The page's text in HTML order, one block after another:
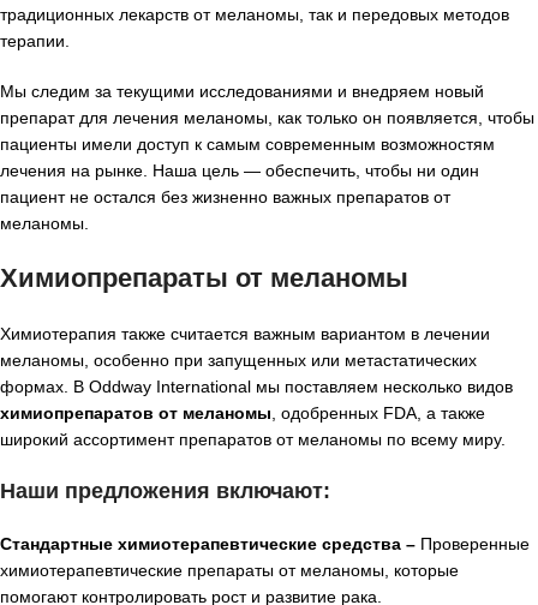
традиционных лекарств от меланомы, так и передовых методов
терапии.
Мы следим за текущими исследованиями и внедряем новый
препарат для лечения меланомы, как только он появляется, чтобы
пациенты имели доступ к самым современным возможностям
лечения на рынке. Наша цель — обеспечить, чтобы ни один
пациент не остался без жизненно важных препаратов от
меланомы.
Химиопрепараты от меланомы
Химиотерапия также считается важным вариантом в лечении
меланомы, особенно при запущенных или метастатических
формах. В Oddway International мы поставляем несколько видов
химиопрепаратов от меланомы , одобренных FDA, а также
широкий ассортимент препаратов от меланомы по всему миру.
Наши предложения включают:
Стандартные химиотерапевтические средства – Проверенные
химиотерапевтические препараты от меланомы, которые
помогают контролировать рост и развитие рака.